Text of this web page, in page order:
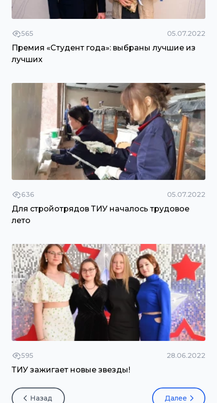
565 05.07.2022
Премия «Студент года»: выбраны лучшие из
лучших
636 05.07.2022
Для стройотрядов ТИУ началось трудовое
лето
595 28.06.2022
ТИУ зажигает новые звезды!
Назад Далее